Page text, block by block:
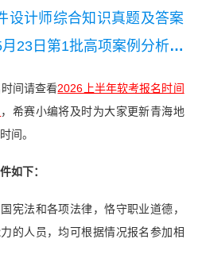
设计师综合知识真题及答案
月23日第1批高项案例分析真
】
【2026年5月第一批集
】
间请查看2026上半年软考报名时间
，希赛小编将及时为大家更新青海地
间。
如下：
宪法和各项法律，恪守职业道德，
的人员，均可根据情况报名参加相